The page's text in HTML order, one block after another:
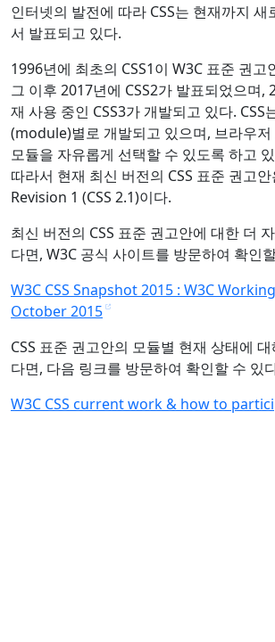
인터넷의 발전에 따라 CSS는 현재까지 새
서 발표되고 있다.
1996년에 최초의 CSS1이 W3C 표준 권고
그 이후 2017년에 CSS2가 발표되었으며,
재 사용 중인 CSS3가 개발되고 있다. CSS
(module)별로 개발되고 있으며, 브라우
모듈을 자유롭게 선택할 수 있도록 하고
따라서 현재 최신 버전의 CSS 표준 권고안
Revision 1 (CSS 2.1)이다.
최신 버전의 CSS 표준 권고안에 대한 더
다면, W3C 공식 사이트를 방문하여 확인
W3C CSS Snapshot 2015 : W3C
October 2015
CSS 표준 권고안의 모듈별 현재 상태에
다면, 다음 링크를 방문하여 확인할 수 있
W3C CSS current work & how to